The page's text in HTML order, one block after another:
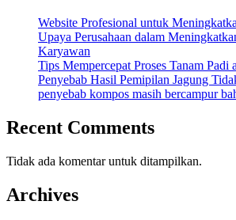
Website Profesional untuk
Upaya Perusahaan dalam
Karyawan
Tips Mempercepat Proses Tanam Padi
Penyebab Hasil Pemipilan Jagung
penyebab kompos masih bercampur
Recent Comments
Tidak ada komentar untuk ditampilkan.
Archives